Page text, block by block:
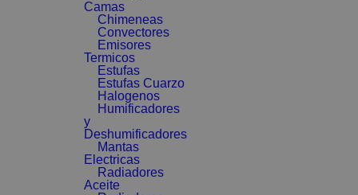
Camas
Chimeneas
Convectores
Emisores
Termicos
Estufas
Estufas Cuarzo
Halogenos
Humificadores
y
Deshumificadores
Mantas
Electricas
Radiadores
Aceite